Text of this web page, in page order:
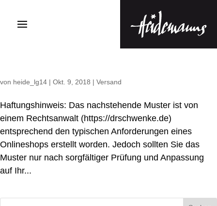
von heide_lg14 | Okt. 9, 2018 | Versand
Haftungshinweis: Das nachstehende Muster ist von
einem Rechtsanwalt (https://drschwenke.de)
entsprechend den typischen Anforderungen eines
Onlineshops erstellt worden. Jedoch sollten Sie das
Muster nur nach sorgfältiger Prüfung und Anpassung
auf Ihr...